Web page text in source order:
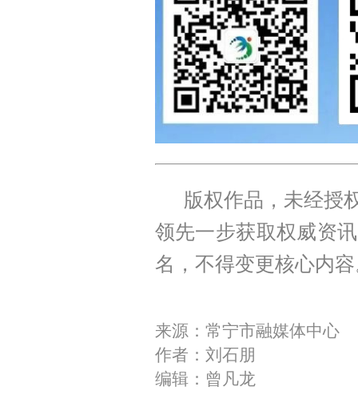
版权作品，未经授
领先一步获取权威资
名，不得变更核心内
来源：常宁市融媒体中心
作者：刘石朋
编辑：曾凡龙